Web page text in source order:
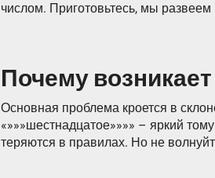
числом. Приготовьтесь, мы
Почему
Основная проблема кроется в
«»»»шестнадцатое»»»» – яркий
теряются в правилах. Но не